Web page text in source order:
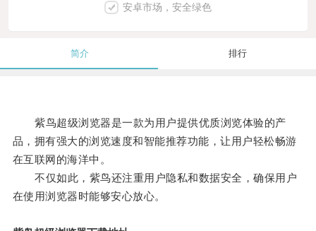
安卓市场，安全绿色
简介 排行
紫鸟超级浏览器是一款为用户提供优质浏览体验的产
品，拥有强大的浏览速度和智能推荐功能，让用户轻松畅游
在互联网的海洋中。
不仅如此，紫鸟还注重用户隐私和数据安全，确保用户
在使用浏览器时能够安心放心。